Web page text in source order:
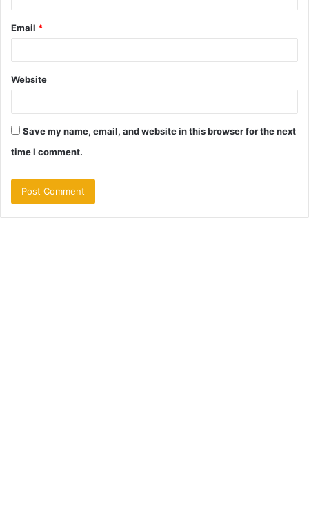
Email *
Website
Save my name, email, and website in this browser for the next
time I comment.